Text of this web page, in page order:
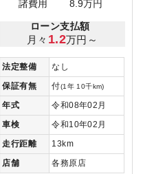
諸費用 8.9万円
ローン支払額
月々 1.2万円～
法定整備
なし
保証有無
付(1年 10千km)
年式
令和08年02月
車検
令和10年02月
走行距離
13km
店舗
各務原店